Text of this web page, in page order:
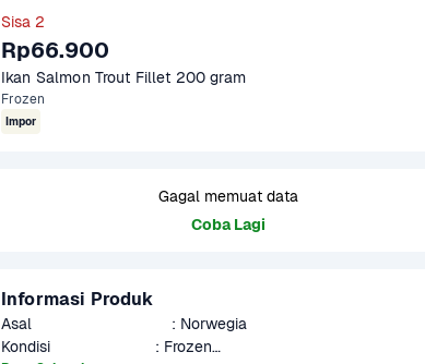
Sisa 2
Rp66.900
Ikan Salmon Trout Fillet 200 gram
Frozen
Impor
Gagal memuat data
Coba Lagi
Informasi Produk
Asal                                : Norwegia
Kondisi                        : Frozen